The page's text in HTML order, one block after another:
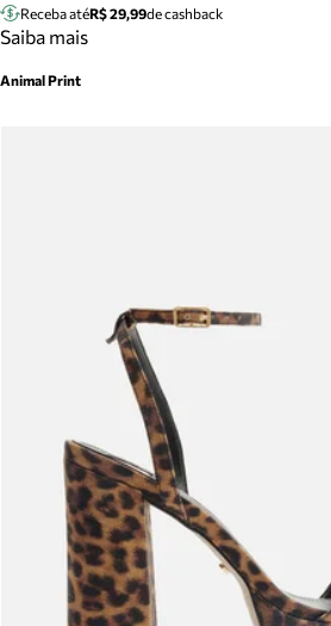
Tire dúvidas sobre pedidos,
Acompanhe seus pedidos e
Receba atéR$ 29,99de cashback
Saiba mais
Animal Print